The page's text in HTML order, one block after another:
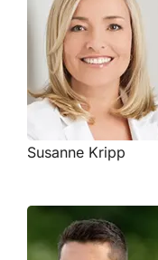
Susanne Kripp